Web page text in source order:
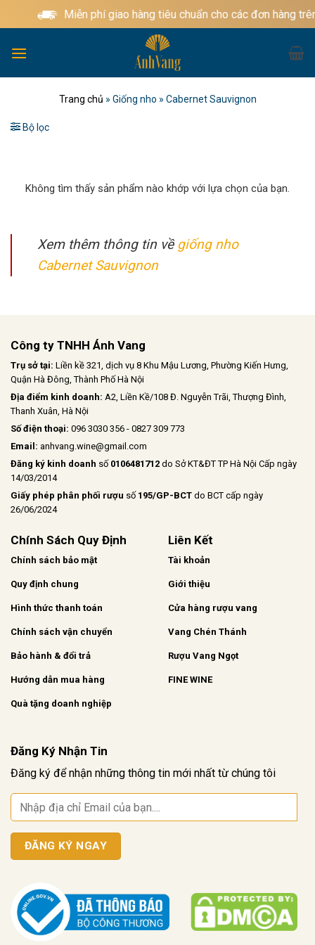
qua
dung
Miễn phí giao hàng tiêu chuẩn cho các đơn hàng
Trang chủ » Giống nho » Cabernet Sauvignon
Bộ lọc
Không tìm thấy sản phẩm nào khớp với lựa chọn của bạn.
Xem thêm thông tin về giống nho
Cabernet Sauvignon
Công ty TNHH Ánh Vang
Trụ sở tại: Liền kề 321, dịch vụ 8 Khu Mậu Lương, Phường Kiến Hưng,
Quận Hà Đông, Thành Phố Hà Nội
Địa điểm kinh doanh: A2, Liền Kề/108 Đ. Nguyễn Trãi, Thượng Đình,
Thanh Xuân, Hà Nội
Số điện thoại: 096 3030 356 - 0827 309 773
Email: anhvang.wine@gmail.com
Đăng ký kinh doanh số 0106481712 do Sở KT&ĐT TP Hà Nội Cấp ngày
14/03/2014
Giấy phép phân phối rượu số 195/GP-BCT do BCT cấp ngày
26/06/2024
Chính Sách Quy Định
Chính sách bảo mật
Quy định chung
Hình thức thanh toán
Chính sách vận chuyển
Bảo hành & đổi trả
Hướng dẫn mua hàng
Quà tặng doanh nghiệp
Liên Kết
Tài khoản
Giới thiệu
Cửa hàng rượu vang
Vang Chén Thánh
Rượu Vang Ngọt
FINE WINE
Đăng Ký Nhận Tin
Đăng ký để nhận những thông tin mới nhất từ chúng tôi